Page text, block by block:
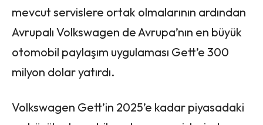
mevcut servislere ortak olmalarının ardından
Avrupalı Volkswagen de Avrupa’nın en büyük
otomobil paylaşım uygulaması Gett’e 300
milyon dolar yatırdı.
Volkswagen Gett’in 2025’e kadar piyasadaki